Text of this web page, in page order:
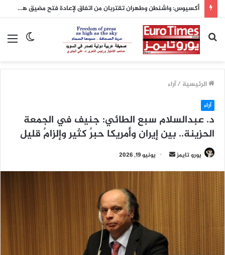
أكسيوس: واشنطن وطهران تقتربان من اتفاق لإعادة فتح مضيق هرمز والإعلان عنه اليوم
الوضع
بحث
عن
الرئيسية /آراء
آراء
د. عبدالسلام سبع الطائي: جنيف في الجمعة
الحزينة.. بين إيران وأمريكا حبرٌ كثير وإلزامٌ قليل
يورو تايمز
أرسل
إلكترونيا
يونيو 19, 2026